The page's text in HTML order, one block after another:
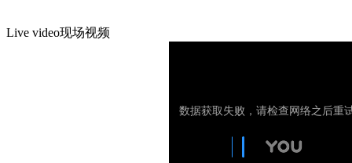
Live video现场视频